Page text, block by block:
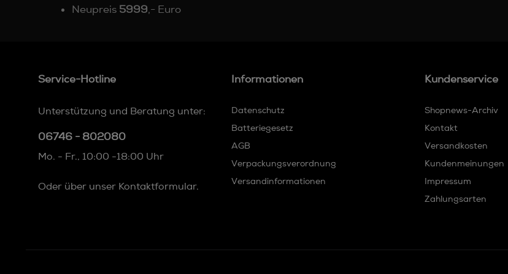
Neupreis 5999,- Euro
Service-Hotline
Unterstützung und Beratung unter:
06746 - 802080
Mo. - Fr., 10:00 -18:00 Uhr
Oder über unser Kontaktformular.
Informationen
Datenschutz
Batteriegesetz
AGB
Verpackungsverordnung
Versandinformationen
Kundenservice
Shopnews-Archiv
Kontakt
Versandkosten
Kundenmeinungen
Impressum
Zahlungsarten